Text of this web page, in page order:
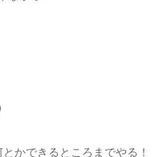
かできるところまでやる！